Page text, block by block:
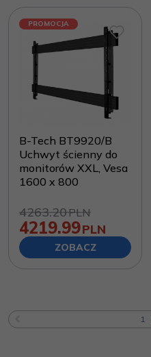
PROMOCJA
B-Tech BT9920/B
Uchwyt ścienny do
monitorów XXL, Vesa
1600 x 800
4263.20PLN
4219.99PLN
ZOBACZ
1